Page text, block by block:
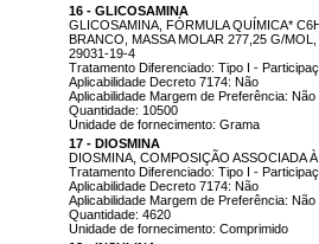
16 - GLICOSAMINA
GLICOSAMINA, FÓRMULA QUÍMICA*
BRANCO, MASSA MOLAR 277,25 G/
29031-19-4
Tratamento Diferenciado: Tipo I -
Aplicabilidade Decreto 7174: Não
Aplicabilidade Margem de Preferência: Não
Quantidade: 10500
Unidade de fornecimento: Grama
17 - DIOSMINA
DIOSMINA, COMPOSIÇÃO ASSOCIADA
Tratamento Diferenciado: Tipo I -
Aplicabilidade Decreto 7174: Não
Aplicabilidade Margem de Preferência: Não
Quantidade: 4620
Unidade de fornecimento: Comprimido